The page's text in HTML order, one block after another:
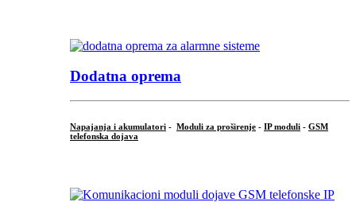
Dodatna oprema
Napajanja i akumulatori - Moduli za proširenje - IP moduli - GSM
telefonska dojava